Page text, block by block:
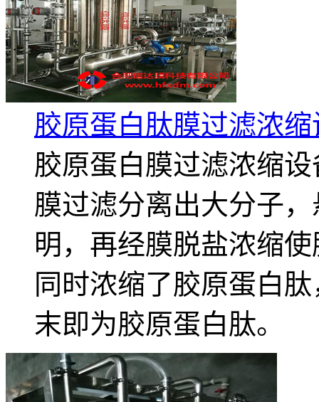
胶原蛋白肽膜过滤浓
胶原蛋白膜过滤浓缩
膜过滤分离出大分子
明，再经膜脱盐浓缩
同时浓缩了胶原蛋白
末即为胶原蛋白肽。